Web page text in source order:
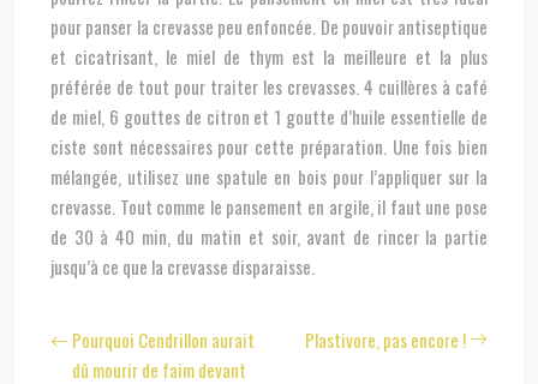
pour panser la crevasse peu enfoncée. De pouvoir antiseptique
et cicatrisant, le miel de thym est la meilleure et la plus
préférée de tout pour traiter les crevasses. 4 cuillères à café
de miel, 6 gouttes de citron et 1 goutte d’huile essentielle de
ciste sont nécessaires pour cette préparation. Une fois bien
mélangée, utilisez une spatule en bois pour l’appliquer sur la
crevasse. Tout comme le pansement en argile, il faut une pose
de 30 à 40 min, du matin et soir, avant de rincer la partie
jusqu’à ce que la crevasse disparaisse.
Pourquoi Cendrillon aurait
dû mourir de faim devant
Plastivore, pas encore !